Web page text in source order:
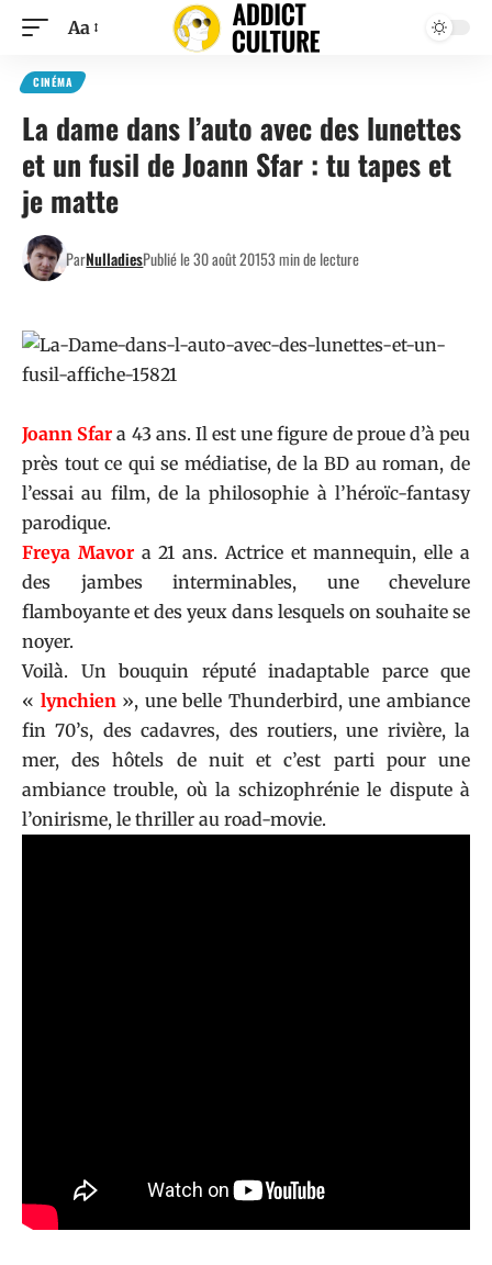
Aa
CINÉMA
La dame dans l’auto avec des lunettes
et un fusil de Joann Sfar : tu tapes et
je matte
ParNulladiesPublié le 30 août 20153 min de lecture
Joann Sfar a 43 ans. Il est une figure de proue d’à peu
près tout ce qui se médiatise, de la BD au roman, de
l’essai au film, de la philosophie à l’héroïc-fantasy
parodique.
Freya Mavora 21 ans. Actrice et mannequin, elle a
des jambes interminables, une chevelure
flamboyante et des yeux dans lesquels on souhaite se
noyer.
Voilà. Un bouquin réputé inadaptable parce que
« lynchien », une belle Thunderbird, une ambiance
fin 70’s, des cadavres, des routiers, une rivière, la
mer, des hôtels de nuit et c’est parti pour une
ambiance trouble, où la schizophrénie le dispute à
l’onirisme, le thriller au road-movie.